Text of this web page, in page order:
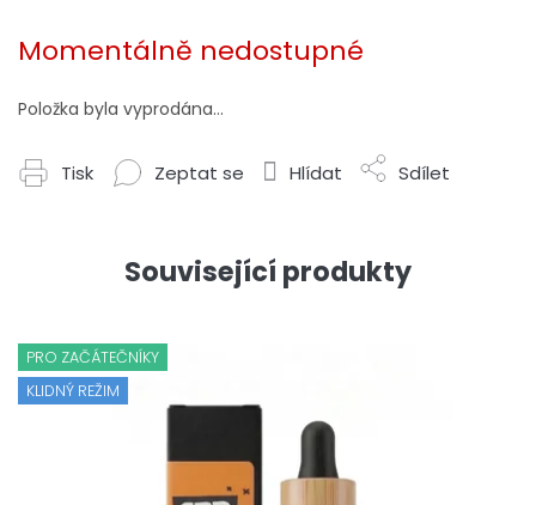
cena:
Momentálně nedostupné
Položka byla vyprodána…
Tisk Zeptat se Hlídat Sdílet
Související produkty
PRO ZAČÁTEČNÍKY
KLIDNÝ REŽIM